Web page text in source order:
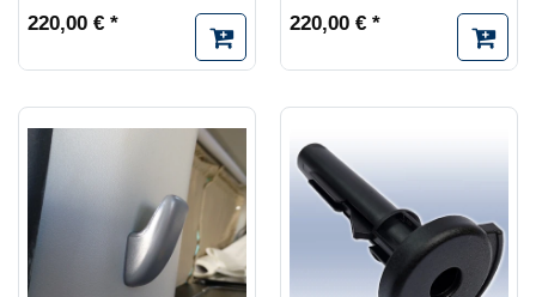
220,00 € * 220,00 € *